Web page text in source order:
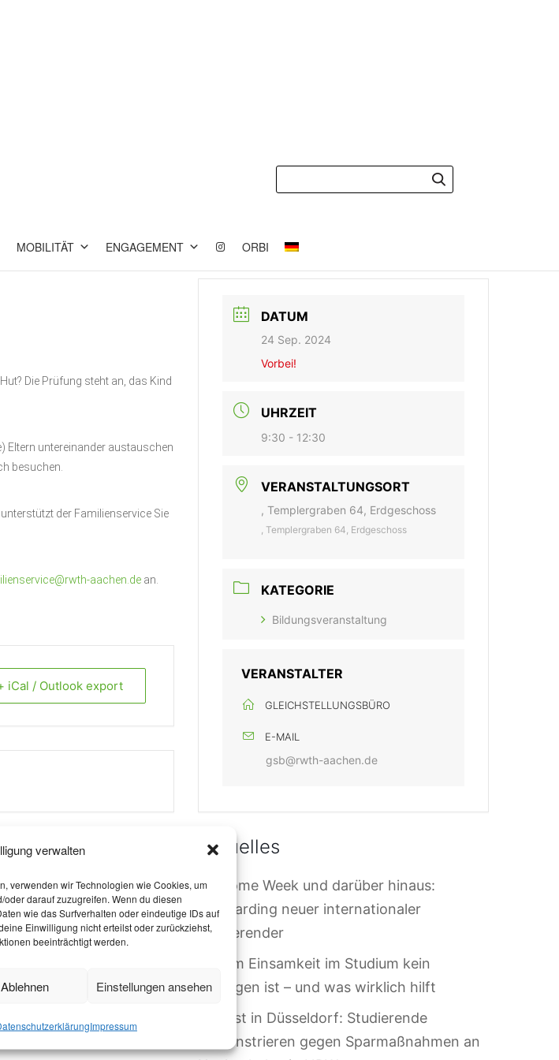
verwalten
verwenden wir Technologien wie Cookies, um
darauf zuzugreifen. Wenn du diesen
wie das Surfverhalten oder eindeutige IDs auf
Einwilligung nicht erteilst oder zurückziehst,
beeinträchtigt werden.
Ablehnen Einstellungen ansehen
Impressum
MOBILITÄT ENGAGEMENT ORBI
Die Prüfung steht an, das Kind
Eltern untereinander austauschen
besuchen.
der Familienservice Sie
aachen.de an.
iCal / Outlook export
DATUM
24 Sep. 2024
Vorbei!
UHRZEIT
9:30 - 12:30
VERANSTALTUNGSORT
, Templergraben 64, Erdgeschoss
, Templergraben 64, Erdgeschoss
KATEGORIE
Bildungsveranstaltung
VERANSTALTER
GLEICHSTELLUNGSBÜRO
E-MAIL
gsb@rwth-aachen.de
Aktuelles
Welcome Week und darüber hinaus:
Onboarding neuer internationaler
Studierender
Warum Einsamkeit im Studium kein
Versagen ist – und was wirklich hilft
Protest in Düsseldorf: Studierende
demonstrieren gegen Sparmaßnahmen an